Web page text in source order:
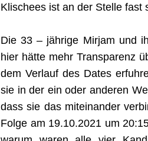
Klischees ist an der Stelle fast
Die 33 – jährige Mirjam und
hier hätte mehr Transparenz
dem Verlauf des Dates
sie in der ein oder anderen
dass sie das miteinander
Folge am 19.10.2021 um